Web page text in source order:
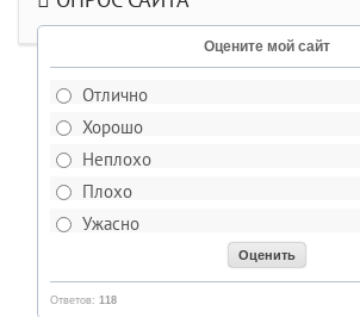
Оцените мой сайт
Отлично
Хорошо
Неплохо
Плохо
Ужасно
Ответов: 118